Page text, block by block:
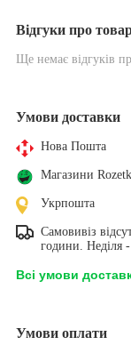
Відгуки про
Ще немає відгуків
Умови доставки
Нова Пошта
Магазини
Укрпошта
Самовивіз
години. Неділя
Всі умови
Умови оплати